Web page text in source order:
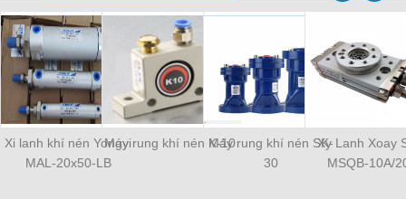
Xi lanh khí nén Yongyi
MAL-20x50-LB
Máy rung khí nén K-10Máy rung khí nén SK-
30
Xy Lanh Xoay
MSQB-10A/